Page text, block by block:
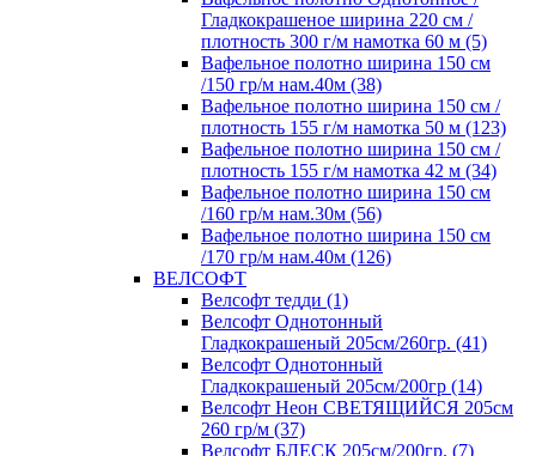
Гладкокрашеное ширина 220 см /
плотность 300 г/м намотка 60 м (5)
Вафельное полотно ширина 150 см
/150 гр/м нам.40м (38)
Вафельное полотно ширина 150 см /
плотность 155 г/м намотка 50 м (123)
Вафельное полотно ширина 150 см /
плотность 155 г/м намотка 42 м (34)
Вафельное полотно ширина 150 см
/160 гр/м нам.30м (56)
Вафельное полотно ширина 150 см
/170 гр/м нам.40м (126)
ВЕЛСОФТ
Велсофт тедди (1)
Велсофт Однотонный
Гладкокрашеный 205см/260гр. (41)
Велсофт Однотонный
Гладкокрашеный 205см/200гр (14)
Велсофт Неон СВЕТЯЩИЙСЯ 205см
260 гр/м (37)
Велсофт БЛЕСК 205см/200гр. (7)